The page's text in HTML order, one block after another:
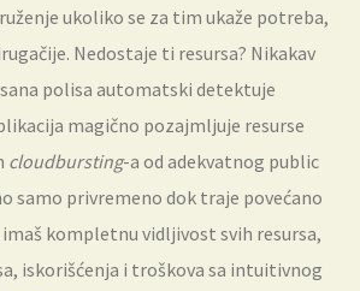
ukoliko se za tim ukaže potreba,
Nedostaje ti resursa? Nikakav
polisa automatski detektuje
magično pozajmljuje resurse
cloudbursting-a od adekvatnog public
samo privremeno dok traje povećano
kompletnu vidljivost svih resursa,
iskorišćenja i troškova sa intuitivnog